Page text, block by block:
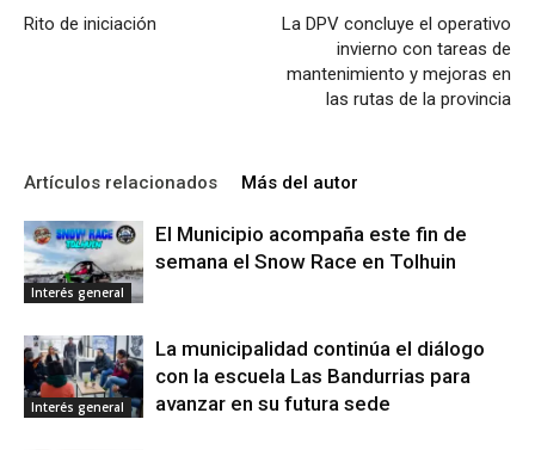
Rito de iniciación
La DPV concluye el operativo
invierno con tareas de
mantenimiento y mejoras en
las rutas de la provincia
Artículos relacionados Más del autor
Interés general
El Municipio acompaña este fin de
semana el Snow Race en Tolhuin
Interés general
La municipalidad continúa el diálogo
con la escuela Las Bandurrias para
avanzar en su futura sede